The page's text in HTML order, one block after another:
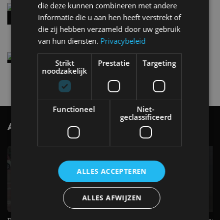
Audi A2 e-Tron mikt op verbruik van 12,8 kWh
per 100 kilometer
4 aug
Elektrische Geely E2 (tijdelijk) net zo goedkoop
als een Renault Twingo
4 aug
AutoRAI.nl TV SUBSCRIBE
die deze kunnen combineren met andere
informatie die u aan hen heeft verstrekt of
die zij hebben verzameld door uw gebruik
van hun diensten. Privacybeleid
Strikt
noodzakelijk
Prestatie Targeting
Functioneel
Niet-
geclassificeerd
ALLES ACCEPTEREN
ALLES AFWIJZEN